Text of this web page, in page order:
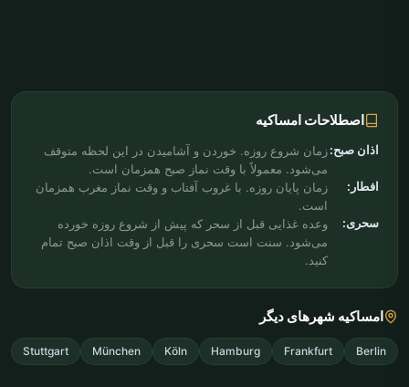
اصطلاحات امساکیه
اذان صبح:زمان شروع روزه. خوردن و آشامیدن در این لحظه متوقف
می‌شود. معمولاً با وقت نماز صبح همزمان است.
افطار:
زمان پایان روزه. با غروب آفتاب و وقت نماز مغرب همزمان
است.
سحری:
وعده غذایی قبل از سحر که پیش از شروع روزه خورده
می‌شود. سنت است سحری را قبل از وقت اذان صبح تمام
کنید.
امساکیه شهرهای دیگر
Berlin
Frankfurt
Hamburg
Köln
München
Stuttgart